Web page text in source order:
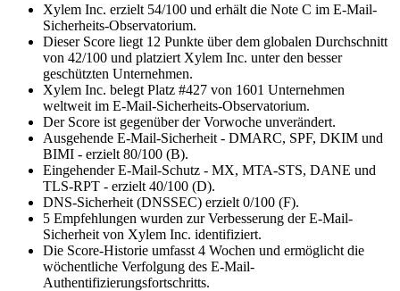
Xylem Inc. erzielt 54/100 und erhält die Note C im E-Mail-
Sicherheits-Observatorium.
Dieser Score liegt 12 Punkte über dem globalen Durchschnitt
von 42/100 und platziert Xylem Inc. unter den besser
geschützten Unternehmen.
Xylem Inc. belegt Platz #427 von 1601 Unternehmen
weltweit im E-Mail-Sicherheits-Observatorium.
Der Score ist gegenüber der Vorwoche unverändert.
Ausgehende E-Mail-Sicherheit - DMARC, SPF, DKIM und
BIMI - erzielt 80/100 (B).
Eingehender E-Mail-Schutz - MX, MTA-STS, DANE und
TLS-RPT - erzielt 40/100 (D).
DNS-Sicherheit (DNSSEC) erzielt 0/100 (F).
5 Empfehlungen wurden zur Verbesserung der E-Mail-
Sicherheit von Xylem Inc. identifiziert.
Die Score-Historie umfasst 4 Wochen und ermöglicht die
wöchentliche Verfolgung des E-Mail-
Authentifizierungsfortschritts.